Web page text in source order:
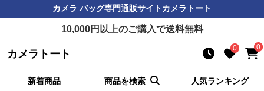
カメラ バッグ専門通販サイトカメラトート
10,000円以上のご購入で送料無料
カメラトート 0 0
新着商品 商品を検索 人気ランキング